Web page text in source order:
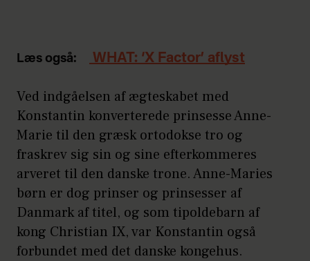
Læs også: WHAT: ‘X Factor’ aflyst
Ved indgåelsen af ægteskabet med
Konstantin konverterede prinsesse Anne-
Marie til den græsk ortodokse tro og
fraskrev sig sin og sine efterkommeres
arveret til den danske trone. Anne-Maries
børn er dog prinser og prinsesser af
Danmark af titel, og som tipoldebarn af
kong Christian IX, var Konstantin også
forbundet med det danske kongehus.